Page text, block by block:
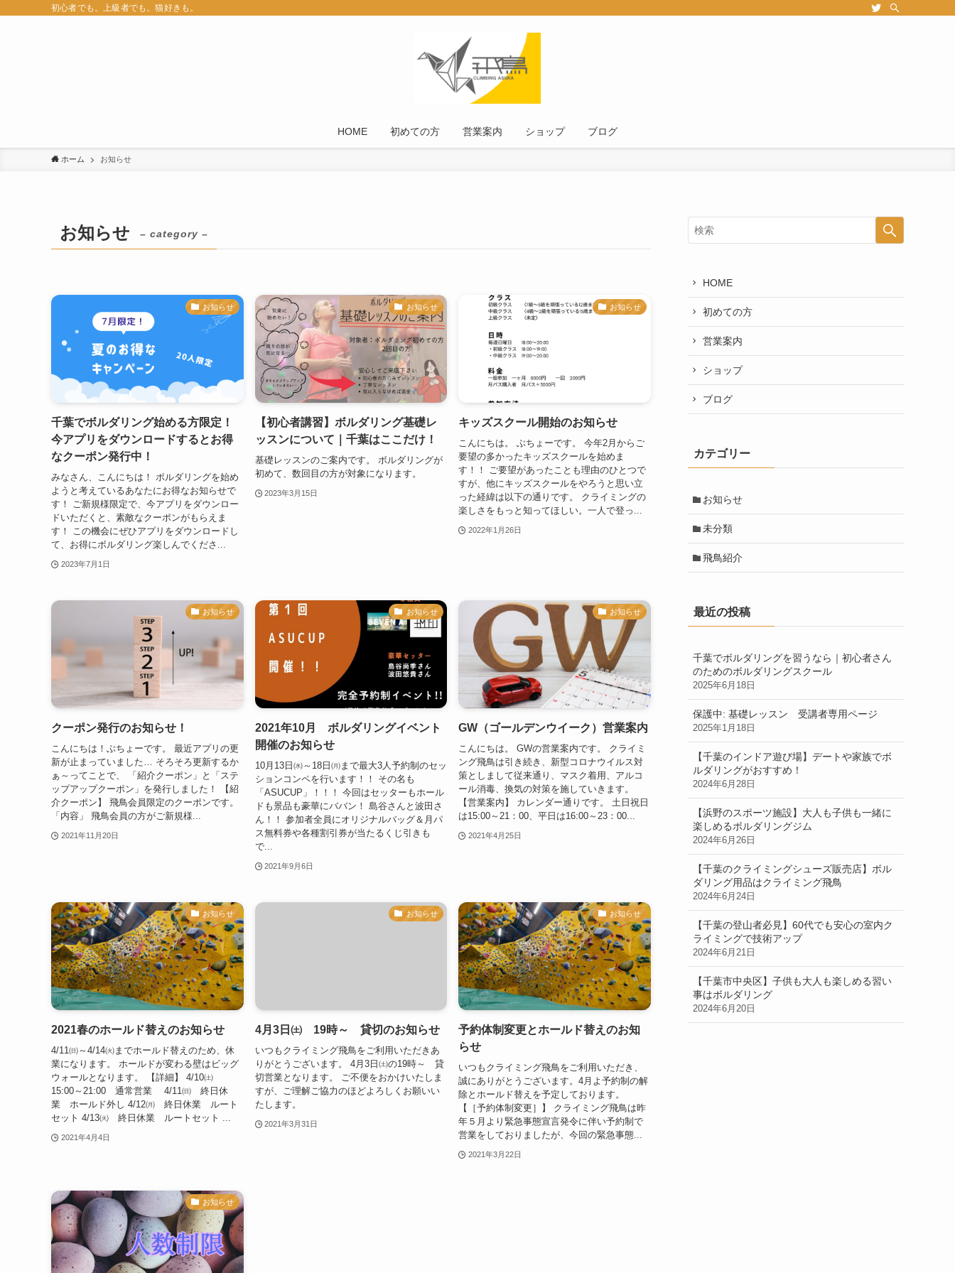
初心者でも。上級者でも。猫好きも。
HOME 初めての方 営業案内 ショップ ブログ
ホーム お知らせ
お知らせ – category –
お知らせ
千葉でボルダリング始める方限定！
今アプリをダウンロードするとお得
なクーポン発行中！
みなさん、こんにちは！ ボルダリングを始め
ようと考えているあなたにお得なお知らせで
す！ ご新規様限定で、今アプリをダウンロー
ドいただくと、素敵なクーポンがもらえま
す！ この機会にぜひアプリをダウンロードし
て、お得にボルダリング楽しんでくださ...
2023年7月1日
お知らせ
【初心者講習】ボルダリング基礎レ
ッスンについて｜千葉はここだけ！
基礎レッスンのご案内です。 ボルダリングが
初めて、数回目の方が対象になります。
2023年3月15日
お知らせ
キッズスクール開始のお知らせ
こんにちは。 ぶちょーです。 今年2月からご
要望の多かったキッズスクールを始めま
す！！ ご要望があったことも理由のひとつで
すが、他にキッズスクールをやろうと思い立
った経緯は以下の通りです。 クライミングの
楽しさをもっと知ってほしい。一人で登っ...
2022年1月26日
お知らせ
クーポン発行のお知らせ！
こんにちは！ぶちょーです。 最近アプリの更
新が止まっていました… そろそろ更新するか
ぁ～ってことで、 「紹介クーポン」と「ステ
ップアップクーポン」を発行しました！ 【紹
介クーポン】 飛鳥会員限定のクーポンです。
「内容」 飛鳥会員の方がご新規様...
2021年11月20日
お知らせ
2021年10月 ボルダリングイベント
開催のお知らせ
10月13日㈬～18日㈪まで最大3人予約制のセッ
ションコンペを行います！！ その名も
「ASUCUP」！！！ 今回はセッターもホール
ドも景品も豪華にババン！ 島谷さんと波田さ
ん！！ 参加者全員にオリジナルバッグ＆月パ
ス無料券や各種割引券が当たるくじ引きも
で...
2021年9月6日
お知らせ
GW（ゴールデンウイーク）営業案内
こんにちは。 GWの営業案内です。 クライミ
ング飛鳥は引き続き、新型コロナウイルス対
策としまして従来通り、マスク着用、アルコ
ール消毒、換気の対策を施していきます。
【営業案内】 カレンダー通りです。 土日祝日
は15:00～21：00、平日は16:00～23：00...
2021年4月25日
お知らせ
2021春のホールド替えのお知らせ
4/11㈰～4/14㈫までホールド替えのため、休
業になります。 ホールドが変わる壁はビッグ
ウォールとなります。 【詳細】 4/10㈯
15:00～21:00 通常営業 4/11㈰ 終日休
業 ホールド外し 4/12㈪ 終日休業 ルート
セット 4/13㈫ 終日休業 ルートセット ...
2021年4月4日
お知らせ
4月3日㈯ 19時～ 貸切のお知らせ
いつもクライミング飛鳥をご利用いただきあ
りがとうございます。 4月3日㈯の19時～ 貸
切営業となります。 ご不便をおかけいたしま
すが、ご理解ご協力のほどよろしくお願いい
たします。
2021年3月31日
お知らせ
予約体制変更とホールド替えのお知
らせ
いつもクライミング飛鳥をご利用いただき、
誠にありがとうございます。4月よ予約制の解
除とホールド替えを予定しております。
【［予約体制変更］】 クライミング飛鳥は昨
年５月より緊急事態宣言発令に伴い予約制で
営業をしておりましたが、今回の緊急事態...
2021年3月22日
お知らせ
HOME
初めての方
営業案内
ショップ
ブログ
カテゴリー
お知らせ
未分類
飛鳥紹介
最近の投稿
千葉でボルダリングを習うなら｜初心者さん
のためのボルダリングスクール
2025年6月18日
保護中: 基礎レッスン 受講者専用ページ
2025年1月18日
【千葉のインドア遊び場】デートや家族でボ
ルダリングがおすすめ！
2024年6月28日
【浜野のスポーツ施設】大人も子供も一緒に
楽しめるボルダリングジム
2024年6月26日
【千葉のクライミングシューズ販売店】ボル
ダリング用品はクライミング飛鳥
2024年6月24日
【千葉の登山者必見】60代でも安心の室内ク
ライミングで技術アップ
2024年6月21日
【千葉市中央区】子供も大人も楽しめる習い
事はボルダリング
2024年6月20日